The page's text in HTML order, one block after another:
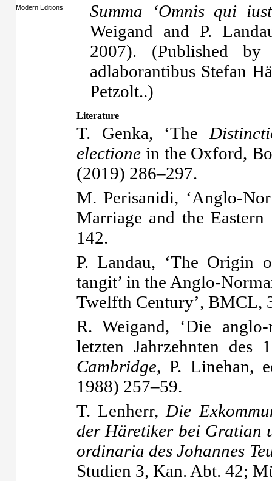
Modern Editions
Summa ‘Omnis qui
Weigand and P.
2007). (Published by
adlaborantibus Stefan
Petzolt..)
Literature
T. Genka, ‘The
electione in the Oxford,
(2019) 286–297.
M. Perisanidi, ‘Anglo-
Marriage and the
142.
P. Landau, ‘The Origin
tangit’ in the Anglo-
Twelfth Century’, BMCL,
R. Weigand, ‘Die
letzten Jahrzehnten des
Cambridge, P. Linehan,
1988) 257–59.
T. Lenherr, Die
der Häretiker bei Gratian
ordinaria des Johannes
Studien 3, Kan. Abt. 42;